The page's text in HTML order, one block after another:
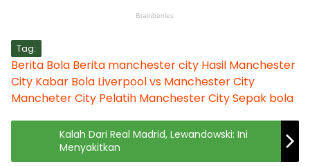
Tag:
Berita Bola Berita manchester city Hasil Manchester
City Kabar Bola Liverpool vs Manchester City
Mancheter City Pelatih Manchester CitySepak bola
Kalah Dari Real Madrid, Lewandowski: Ini
Menyakitkan